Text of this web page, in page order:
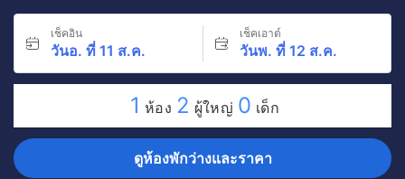
เช็คอิน
วันอ. ที่ 11 ส.ค.
เช็คเอาต์
วันพ. ที่ 12 ส.ค.
1 ห้อง 2 ผู้ใหญ่ 0 เด็ก
ดูห้องพักว่างและราคา